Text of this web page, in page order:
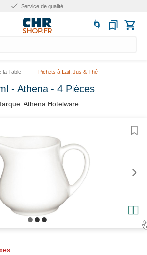
Service de qualité
la Table Pichets à Lait, Jus & Thé
- Athena - 4 Pièces
Athena Hotelware